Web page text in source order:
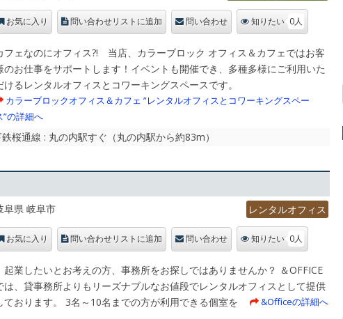
お気に入り 問い合わせリストに追加 問い合わせ 知りたい 0人
フェなのにオフィス?! 当店、カラーブロック オフィス＆カフェではお客
のお仕事をサポートします！イベントも開催でき、多種多様にご利用いた
けるレンタルオフィスとコワーキングスペースです。
カラーブロックオフィス＆カフェ ”レンタルオフィスとコワーキングスペー
”の詳細へ
桜通線 : 丸の内駅すぐ（丸の内駅から約83m）
阜県 岐阜市 レンタルオフィス
お気に入り 問い合わせリストに追加 問い合わせ 知りたい 0人
起業したいとお考えの方、事務所をお探しではありませんか？ ＆OFFICE
は、貸事務所よりもリーズナブルなお値段でレンタルオフィスとして提供
ております。 3名～10名までの方が利用できる個室を
&Officeの詳細へ